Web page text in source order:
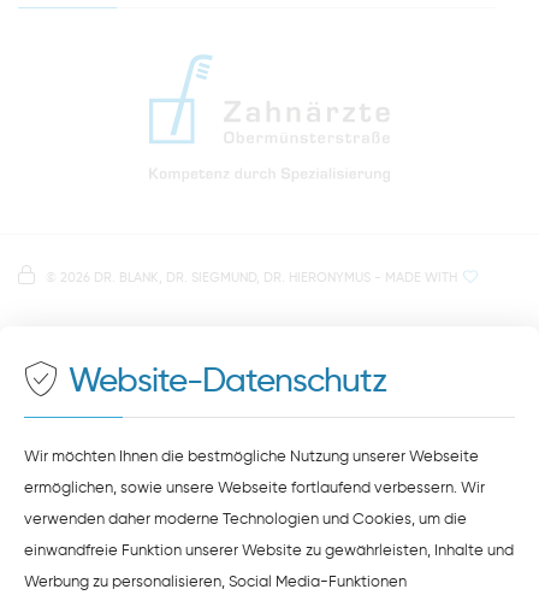
info@zahnaerzte-in-regensburg.de
zustimmen.
ZUSTIMMEN
HINWEISE ZUM DATENSCHUTZ
© 2026 DR. BLANK, DR. SIEGMUND, DR. HIERONYMUS - MADE WITH
Website-Datenschutz
Wir möchten Ihnen die bestmögliche Nutzung unserer Webseite
ermöglichen, sowie unsere Webseite fortlaufend verbessern. Wir
verwenden daher moderne Technologien und Cookies, um die
einwandfreie Funktion unserer Website zu gewährleisten, Inhalte und
Werbung zu personalisieren, Social Media-Funktionen